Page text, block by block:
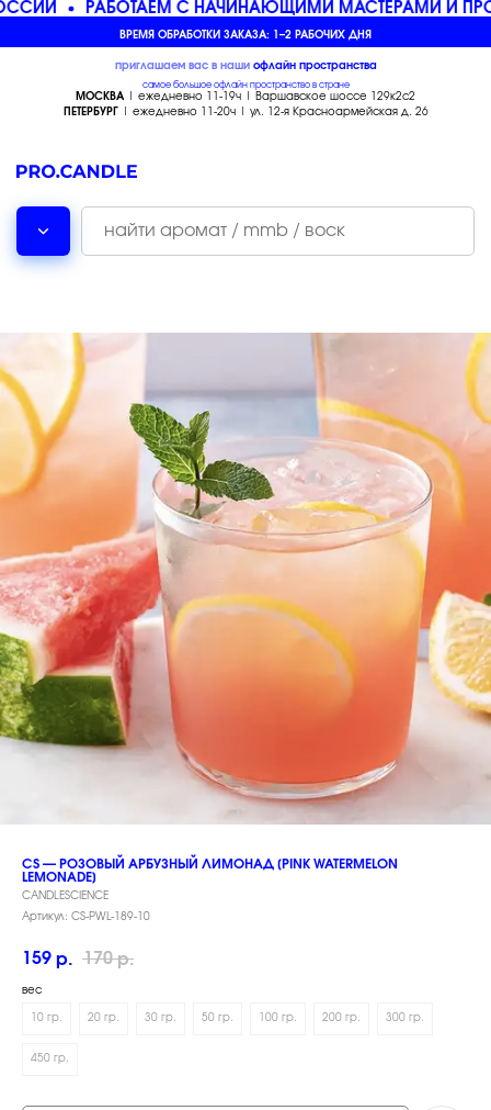
РАБОТАЕМ С НАЧИНАЮЩИМИ МАСТЕРАМИ И
ВРЕМЯ ОБРАБОТКИ ЗАКАЗА: 1–2 РАБОЧИХ ДНЯ
приглашаем вас в наши офлайн пространства
самое большое офлайн пространство в стране
МОСКВА| ежедневно 11-19ч | Варшавское шоссе 129к2с2
ПЕТЕРБУРГ| ежедневно 11-20ч | ул. 12-я Красноармейская д. 26
CS — РОЗОВЫЙ АРБУЗНЫЙ ЛИМОНАД [PINK WATERMELON
LEMONADE]
CANDLESCIENCE
Артикул: CS-PWL-189-10
159 р. 170 р.
вес
10 гр. 20 гр. 30 гр. 50 гр. 100 гр. 200 гр. 300 гр.
450 гр.